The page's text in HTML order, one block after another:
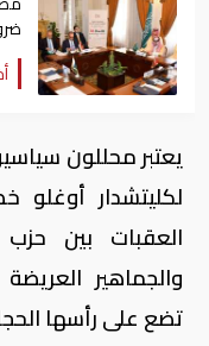
يعتبر محللون
لكليتشدار
العقبات بين
والجماهير
تضع على رأسها